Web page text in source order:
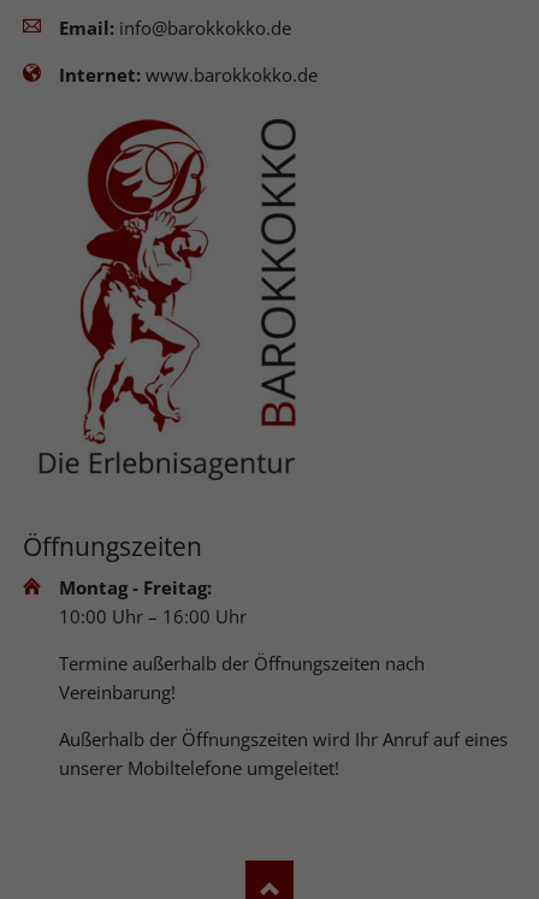
Email:info@barokkokko.de
Internet:www.barokkokko.de
Öffnungszeiten
Montag - Freitag:
10:00 Uhr – 16:00 Uhr
Termine außerhalb der Öffnungszeiten nach
Vereinbarung!
Außerhalb der Öffnungszeiten wird Ihr Anruf auf eines
unserer Mobiltelefone umgeleitet!